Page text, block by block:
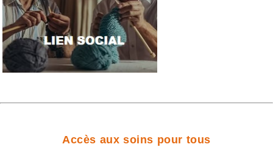
Accès aux soins pour tous